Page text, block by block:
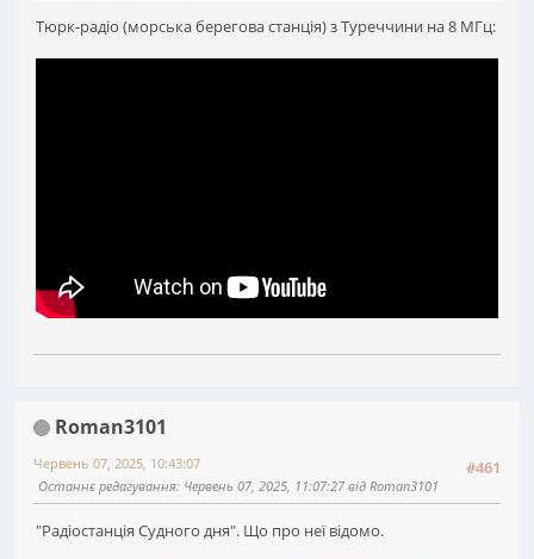
Тюрк-радіо (морська берегова станція) з Туреччини на 8 МГц:
Roman3101
#461
Червень 07, 2025, 10:43:07
Останнє редагування: Червень 07, 2025, 11:07:27 від Roman3101
"Радіостанція Судного дня". Що про неї відомо.